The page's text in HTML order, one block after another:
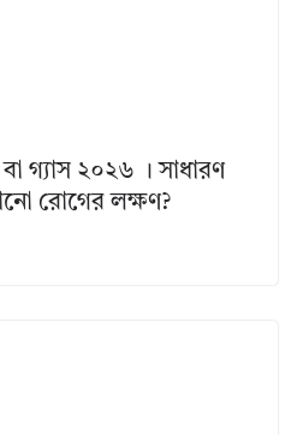
গ্যাস ২০২৬ । সাধারণ
রোগের লক্ষণ?